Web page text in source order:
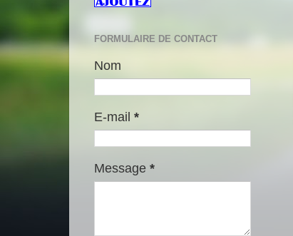
FORMULAIRE DE CONTACT
Nom
E-mail *
Message *